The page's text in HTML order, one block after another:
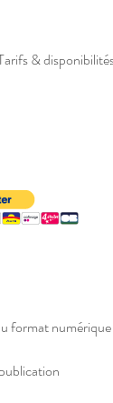
&
format